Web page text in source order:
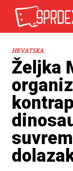
HRVATSKA
Željka